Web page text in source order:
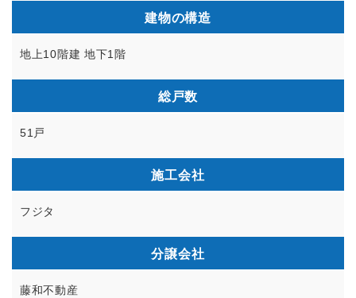
建物の構造
地上10階建 地下1階
総戸数
51戸
施工会社
フジタ
分譲会社
藤和不動産